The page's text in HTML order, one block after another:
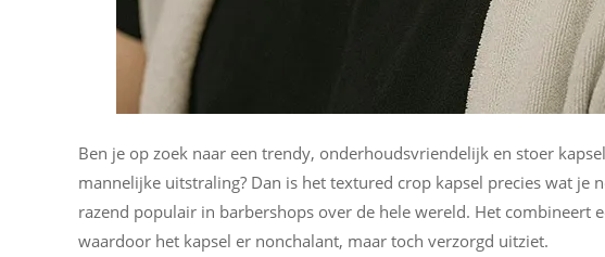
Ben je op zoek naar een trendy, onderhoudsvriendelijk en stoer
mannelijke uitstraling? Dan is het textured crop kapsel precies wat je
razend populair in barbershops over de hele wereld. Het combineert
waardoor het kapsel er nonchalant, maar toch verzorgd uitziet.